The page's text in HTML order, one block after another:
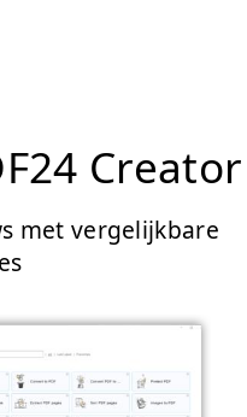
Creator
met vergelijkbare